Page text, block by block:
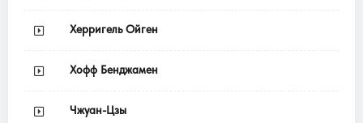
Херригель Ойген
Хофф Бенджамен
Чжуан-Цзы